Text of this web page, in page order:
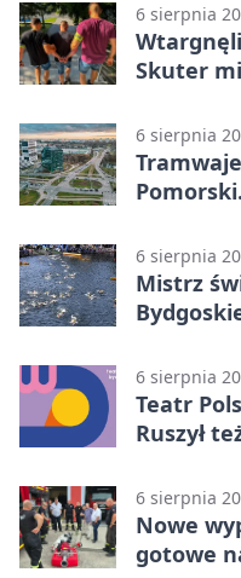
6 sierpnia
Skuter
6 sierpnia
6 sierpnia
Mistrz
6 sierpnia
Teatr
Ruszył
6 sierpnia
Nowe
gotowe